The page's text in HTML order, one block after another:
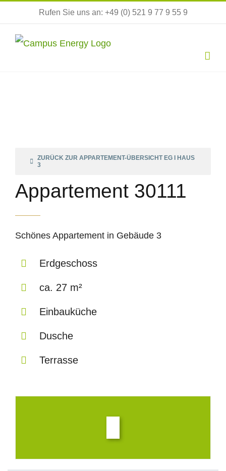
springen
Rufen Sie uns an: +49 (0) 521 9 77 9 55 9
ZURÜCK ZUR APPARTEMENT-ÜBERSICHT EG I HAUS
3
Appartement 30111
Schönes Appartement in Gebäude 3
Erdgeschoss
ca. 27 m²
Einbauküche
Dusche
Terrasse